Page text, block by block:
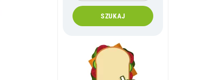
SZUKAJ